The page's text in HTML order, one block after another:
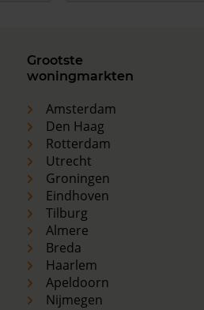
Grootste
woningmarkten
Amsterdam
Den Haag
Rotterdam
Utrecht
Groningen
Eindhoven
Tilburg
Almere
Breda
Haarlem
Apeldoorn
Nijmegen